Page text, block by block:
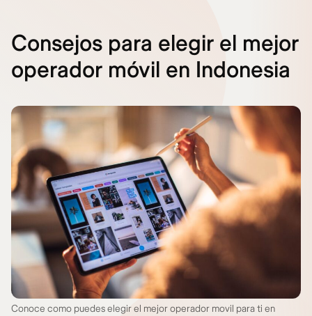
Consejos para elegir el mejor
operador móvil en Indonesia
Conoce como puedes elegir el mejor operador movil para ti en